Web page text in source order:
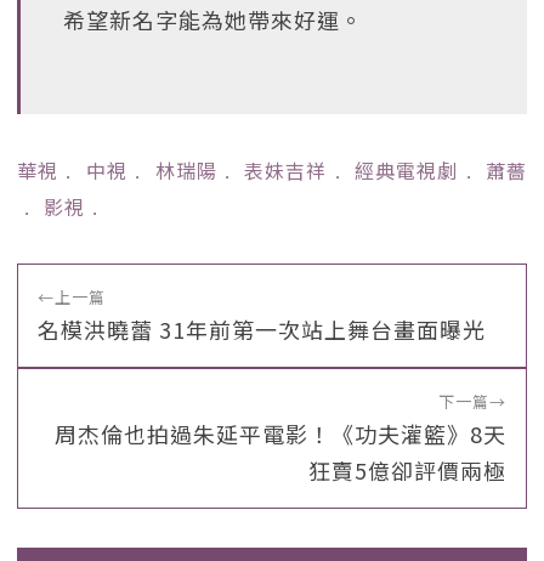
希望新名字能為她帶來好運。
華視 ﹒ 中視 ﹒ 林瑞陽 ﹒表妹吉祥 ﹒經典電視劇 ﹒ 蕭薔
﹒ 影視 ﹒
←上一篇
名模洪曉蕾 31年前第一次站上舞台畫面曝光
下一篇→
周杰倫也拍過朱延平電影！《功夫灌籃》8天
狂賣5億卻評價兩極